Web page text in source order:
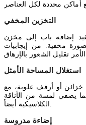
التخزين المخفي
إضافة باب إلى مخزن
مخفية. من إيجابيات
استغلال المساحة الأمثل
أو أرفف علوية، مع
يضفي لمسة من الأناقة
إضاءة مدروسة